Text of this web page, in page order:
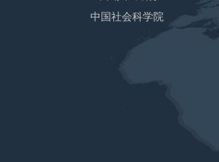
中国社会科学院